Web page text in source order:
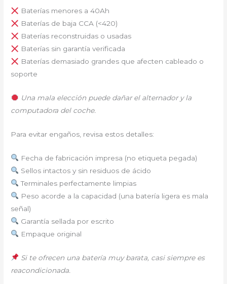
Baterías menores a 40Ah
Baterías de baja CCA (<420)
Baterías reconstruidas o usadas
Baterías sin garantía verificada
Baterías demasiado grandes que afecten cableado o
soporte
Una mala elección puede dañar el alternador y la
computadora del coche.
Para evitar engaños, revisa estos detalles:
Fecha de fabricación impresa (no etiqueta pegada)
Sellos intactos y sin residuos de ácido
Terminales perfectamente limpias
Peso acorde a la capacidad (una batería ligera es mala
señal)
Garantía sellada por escrito
Empaque original
Si te ofrecen una batería muy barata, casi siempre es
reacondicionada.